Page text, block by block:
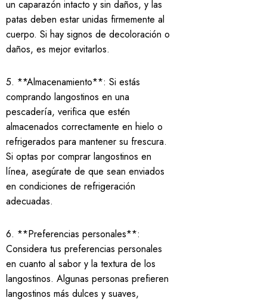
un caparazón intacto y sin daños, y las
patas deben estar unidas firmemente al
cuerpo. Si hay signos de decoloración o
daños, es mejor evitarlos.
5. **Almacenamiento**: Si estás
comprando langostinos en una
pescadería, verifica que estén
almacenados correctamente en hielo o
refrigerados para mantener su frescura.
Si optas por comprar langostinos en
línea, asegúrate de que sean enviados
en condiciones de refrigeración
adecuadas.
6. **Preferencias personales**:
Considera tus preferencias personales
en cuanto al sabor y la textura de los
langostinos. Algunas personas prefieren
langostinos más dulces y suaves,